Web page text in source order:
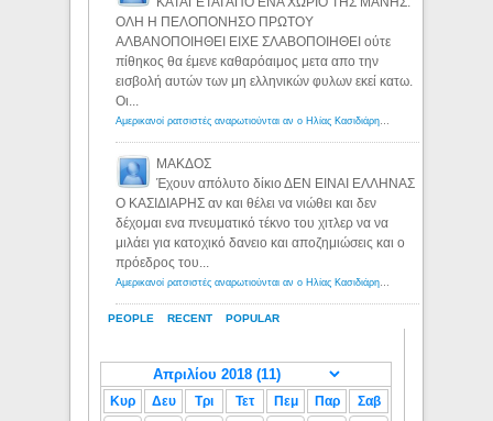
PEOPLE RECENT POPULAR
ΟΛΗ Η ΠΕΛΟΠΟΝΗΣΟ ΠΡΩΤΟΥ
ΑΛΒΑΝΟΠΟΙΗΘΕΙ ΕΙΧΕ ΣΛΑΒΟΠΟΙΗΘΕΙ ούτε
πίθηκος θα έμενε καθαρόαιμος μετα απο την
εισβολή αυτών των μη ελληνικών φυλων εκεί κατω.
Οι...
Αμερικανοί ρατσιστές αναρωτιούνται αν ο Ηλίας Κασιδιάρης ανήκει στη λευκή φυλή... - Λόγιος Ερμής
ΜΑΚΔΟΣ
Έχουν απόλυτο δίκιο ΔΕΝ ΕΙΝΑΙ ΕΛΛΗΝΑΣ
Ο ΚΑΣΙΔΙΑΡΗΣ αν και θέλει να νιώθει και δεν
δέχομαι ενα πνευματικό τέκνο του χιτλερ να να
μιλάει για κατοχικό δανειο και αποζημιώσεις και ο
πρόεδρος του...
Αμερικανοί ρατσιστές αναρωτιούνται αν ο Ηλίας Κασιδιάρης ανήκει στη λευκή φυλή... - Λόγιος Ερμής
Κυρ Δευ Τρι Τετ Πεμ Παρ Σαβ